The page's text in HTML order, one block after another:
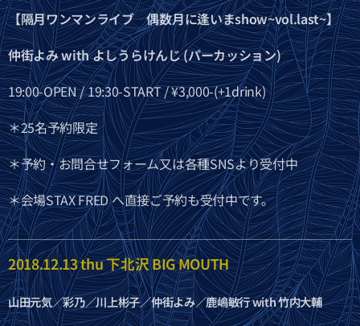
【隔月ワンマンライブ 偶数月に逢いまshow~vol.last~】
仲街よみ with よしうらけんじ (パーカッション)
19:00-OPEN / 19:30-START / ¥3,000-(+1drink)
＊25名予約限定
＊予約・お問合せフォーム又は各種SNSより受付中
＊会場STAX FRED へ直接ご予約も受付中です。
2018.12.13 thu 下北沢 BIG MOUTH
山田元気／彩乃／川上彬子／仲街よみ／鹿嶋敏行 with 竹内大輔